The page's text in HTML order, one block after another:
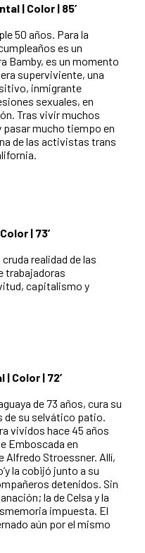
| Color | 85’
50 años. Para la
es un
Bamby, es un momento
superviviente, una
inmigrante
sexuales, en
Tras vivir muchos
mucho tiempo en
de las activistas trans
| 73’
realidad de las
trabajadoras
capitalismo y
Color | 72’
de 73 años, cura su
de su selvático patio.
vividos hace 45 años
Emboscada en
Alfredo Stroessner. Allí,
la cobijó junto a su
detenidos. Sin
la de Celsa y la
impuesta. El
aún por el mismo